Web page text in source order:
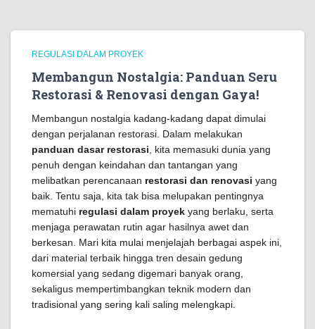
REGULASI DALAM PROYEK
Membangun Nostalgia: Panduan Seru
Restorasi & Renovasi dengan Gaya!
Membangun nostalgia kadang-kadang dapat dimulai
dengan perjalanan restorasi. Dalam melakukan
panduan dasar restorasi , kita memasuki dunia yang
penuh dengan keindahan dan tantangan yang
melibatkan perencanaan restorasi dan renovasi yang
baik. Tentu saja, kita tak bisa melupakan pentingnya
mematuhi regulasi dalam proyek yang berlaku, serta
menjaga perawatan rutin agar hasilnya awet dan
berkesan. Mari kita mulai menjelajah berbagai aspek ini,
dari material terbaik hingga tren desain gedung
komersial yang sedang digemari banyak orang,
sekaligus mempertimbangkan teknik modern dan
tradisional yang sering kali saling melengkapi.